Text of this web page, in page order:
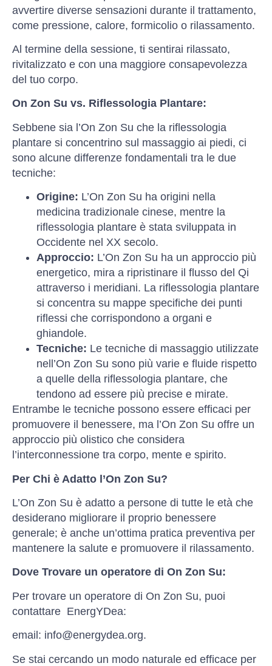
avvertire diverse sensazioni durante il trattamento,
come pressione, calore, formicolio o rilassamento.
Al termine della sessione, ti sentirai rilassato,
rivitalizzato e con una maggiore consapevolezza
del tuo corpo.
On Zon Su vs. Riflessologia Plantare:
Sebbene sia l’On Zon Su che la riflessologia
plantare si concentrino sul massaggio ai piedi, ci
sono alcune differenze fondamentali tra le due
tecniche:
Origine: L’On Zon Su ha origini nella
medicina tradizionale cinese, mentre la
riflessologia plantare è stata sviluppata in
Occidente nel XX secolo.
Approccio: L’On Zon Su ha un approccio più
energetico, mira a ripristinare il flusso del Qi
attraverso i meridiani. La riflessologia plantare
si concentra su mappe specifiche dei punti
riflessi che corrispondono a organi e
ghiandole.
Tecniche: Le tecniche di massaggio utilizzate
nell’On Zon Su sono più varie e fluide rispetto
a quelle della riflessologia plantare, che
tendono ad essere più precise e mirate.
Entrambe le tecniche possono essere efficaci per
promuovere il benessere, ma l’On Zon Su offre un
approccio più olistico che considera
l’interconnessione tra corpo, mente e spirito.
Per Chi è Adatto l’On Zon Su?
L’On Zon Su è adatto a persone di tutte le età che
desiderano migliorare il proprio benessere
generale; è anche un’ottima pratica preventiva per
mantenere la salute e promuovere il rilassamento.
Dove Trovare un operatore di On Zon Su:
Per trovare un operatore di On Zon Su, puoi
contattare EnergYDea:
email: info@energydea.org.
Se stai cercando un modo naturale ed efficace per